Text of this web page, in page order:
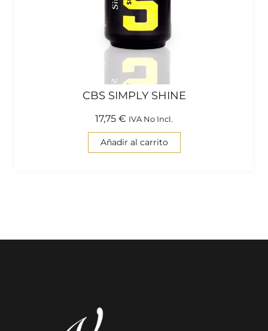
CBS SIMPLY SHINE
17,75 € IVA No Incl.
Añadir al carrito